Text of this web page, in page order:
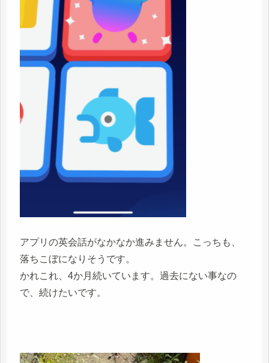
アプリの英会話がなかなか進みません。こっちも、
落ちこぼになりそうです。
かれこれ、4か月続いています。過去にない事なの
で、続けたいです。